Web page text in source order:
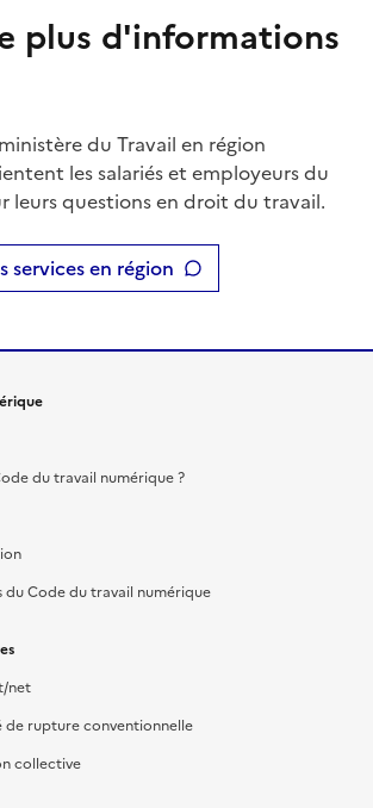
plus d'informations
du Travail en région
les salariés et employeurs du
leurs questions en droit du travail.
services en région
du travail numérique ?
du Code du travail numérique
net
de rupture conventionnelle
collective